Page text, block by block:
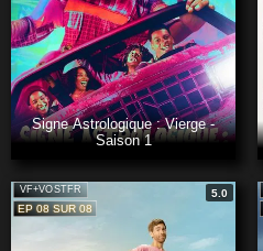
Signe Astrologique : Vierge -
Saison 1
VF+VOSTFR
5.0
EP 08 SUR 08